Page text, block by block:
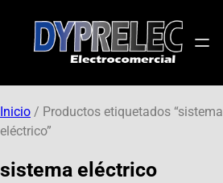
Inicio / Productos etiquetados “sistema
eléctrico”
sistema eléctrico